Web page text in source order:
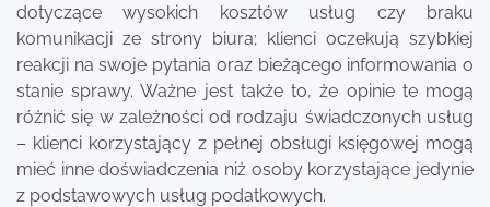
dotyczące wysokich kosztów usług czy braku
komunikacji ze strony biura; klienci oczekują szybkiej
reakcji na swoje pytania oraz bieżącego informowania o
stanie sprawy. Ważne jest także to, że opinie te mogą
różnić się w zależności od rodzaju świadczonych usług
– klienci korzystający z pełnej obsługi księgowej mogą
mieć inne doświadczenia niż osoby korzystające jedynie
z podstawowych usług podatkowych.